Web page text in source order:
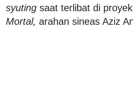
syuting saat terlibat di
Mortal, arahan sineas Aziz